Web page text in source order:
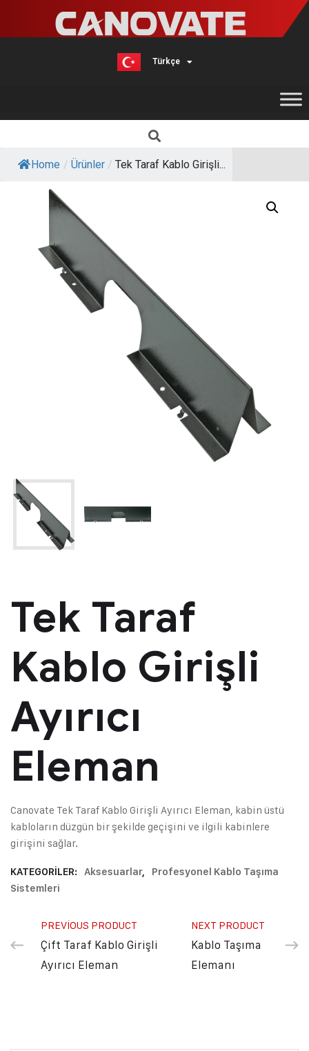
Türkçe
English
Home / Ürünler / Tek Taraf Kablo Girişli...
Tek Taraf
Kablo Girişli
Ayırıcı
Eleman
Canovate Tek Taraf Kablo Girişli Ayırıcı Eleman, kabin üstü
kabloların düzgün bir şekilde geçişini ve ilgili kabinlere
girişini sağlar.
KATEGORILER: Aksesuarlar,
Profesyonel Kablo Taşıma
Sistemleri
PREVIOUS PRODUCT
Çift Taraf Kablo Girişli
Ayırıcı Eleman
NEXT PRODUCT
Kablo Taşıma
Elemanı